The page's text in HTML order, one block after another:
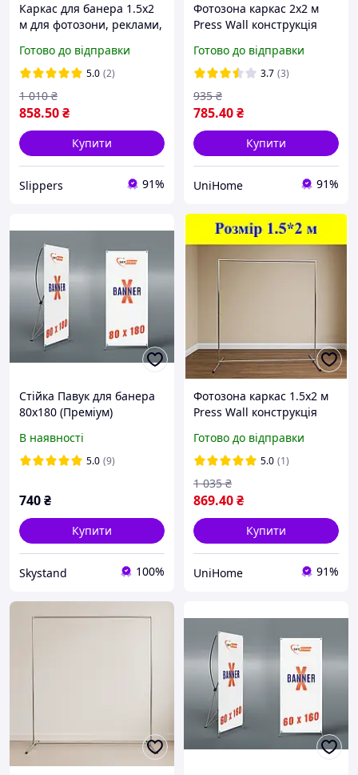
Каркас для банера 1.5x2
м для фотозони, реклами,
Готово до відправки
5.0 (2)
858.50₴
1 010 ₴
Купити
Slippers 91%
Фотозона каркас 2х2 м
Press Wall конструкція
народжень
Готово до відправки
3.7 (3)
785.40₴
935 ₴
Купити
UniHome 91%
Стійка Павук для банера
80х180 (Преміум)
В наявності
5.0 (9)
740₴
Купити
Skystand 100%
Фотозона каркас 1.5х2 м
Press Wall конструкція
народжень
Готово до відправки
5.0 (1)
869.40₴
1 035 ₴
Купити
UniHome 91%